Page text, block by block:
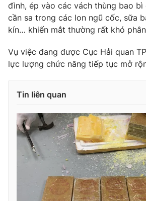
Video Shorts
VTV Money VTV
VTV4 Vươn
VTV8
Liên hệ tòa soạn English
đình, ép vào các vách thùng bao bì
cần sa trong các lon ngũ cốc, sữa
kín… khiến mắt thường rất khó
Vụ việc đang được Cục Hải quan
lực lượng chức năng tiếp tục mở
Tin liên quan